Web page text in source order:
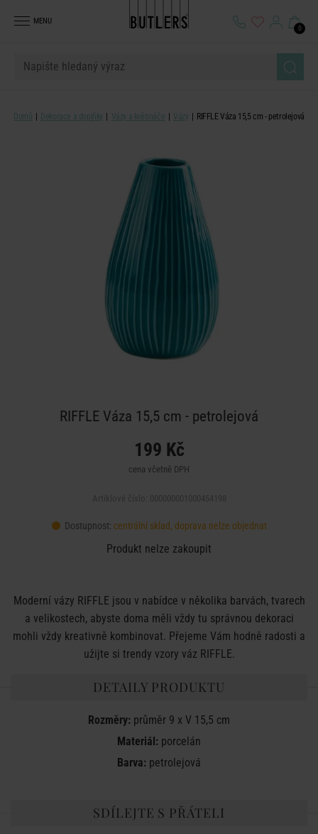
MENU
0
Domů Dekorace a doplňky Vázy a květináče Vázy RIFFLE Váza 15,5 cm - petrolejová
RIFFLE Váza 15,5 cm - petrolejová
199 Kč
cena včetně DPH
Dostupnost: centrální sklad, doprava nelze objednat
Produkt nelze zakoupit
Moderní vázy RIFFLE jsou v nabídce v několika barvách, tvarech
a velikostech, abyste doma měli vždy tu správnou dekoraci
mohli vždy kreativně kombinovat. Přejeme Vám hodně radosti a
užijte si trendy vzory váz RIFFLE.
DETAILY PRODUKTU
Rozměry: průměr 9 x V 15,5 cm
Materiál: porcelán
Barva: petrolejová
SDÍLEJTE S PŘÁTELI